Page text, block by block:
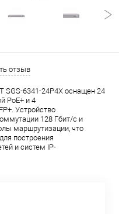
отзыв
SGS-6341-24P4X оснащен 24
PoE+ и 4
Устройство
128 Гбит/с и
маршрутизации, что
построения
и систем IP-